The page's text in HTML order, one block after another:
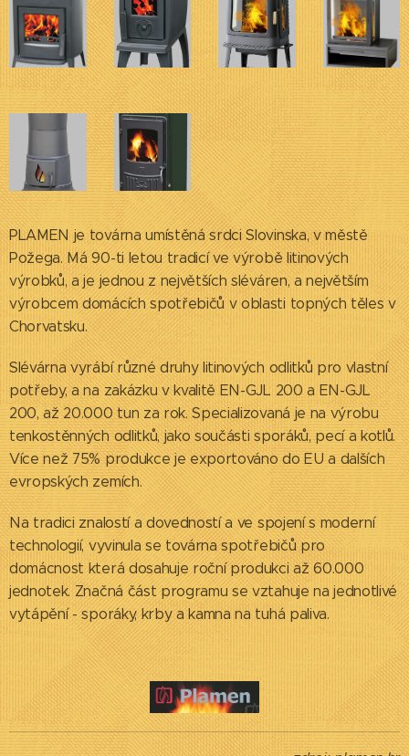
PLAMEN je továrna umístěná srdci Slovinska, v městě
Požega. Má 90-ti letou tradicí ve výrobě litinových
výrobků, a je jednou z největších sléváren, a největším
výrobcem domácích spotřebičů v oblasti topných těles v
Chorvatsku.
Slévárna vyrábí různé druhy litinových odlitků pro vlastní
potřeby, a na zakázku v kvalitě EN-GJL 200 a EN-GJL
200, až 20.000 tun za rok. Specializovaná je na výrobu
tenkostěnných odlitků, jako součásti sporáků, pecí a kotlů.
Více než 75% produkce je exportováno do EU a dalších
evropských zemích.
Na tradici znalostí a dovedností a ve spojení s moderní
technologií, vyvinula se továrna spotřebičů pro
domácnost která dosahuje roční produkci až 60.000
jednotek. Značná část programu se vztahuje na jednotlivé
vytápění - sporáky, krby a kamna na tuhá paliva.